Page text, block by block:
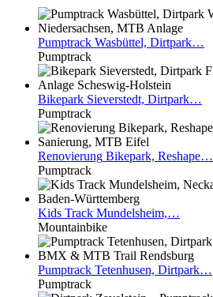
Pumptrack Wasbüttel, Dirtpark…
Pumptrack
Bikepark Sieverstedt, Dirtpark…
Pumptrack
Renovierung Bikepark, Reshape…
Pumptrack
Kids Track Mundelsheim,…
Mountainbike
Pumptrack Tetenhusen, Dirtpark…
Pumptrack